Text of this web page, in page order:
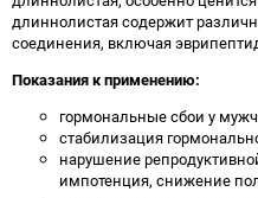
длиннолистая содержит
соединения, включая
Показания к применению:
гормональные сбои у
стабилизация
нарушение
импотенция, снижение